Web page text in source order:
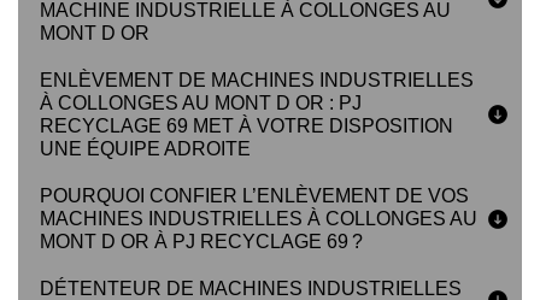
MACHINE INDUSTRIELLE À COLLONGES AU
MONT D OR
ENLÈVEMENT DE MACHINES INDUSTRIELLES
À COLLONGES AU MONT D OR : PJ
RECYCLAGE 69 MET À VOTRE DISPOSITION
UNE ÉQUIPE ADROITE
POURQUOI CONFIER L’ENLÈVEMENT DE VOS
MACHINES INDUSTRIELLES À COLLONGES AU
MONT D OR À PJ RECYCLAGE 69 ?
DÉTENTEUR DE MACHINES INDUSTRIELLES